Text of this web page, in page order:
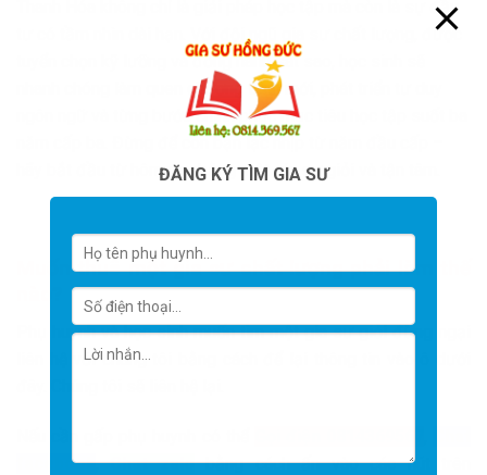
Thanh Hóa không chỉ là giải pháp học tập mà còn là sự đầu
tư có tầm nhìn dài hạn. Với đội ngũ gia sư chất lượng, được
tuyển chọn kỹ lưỡng và đồng hành sát sao, học sinh sẽ
nhanh chóng làm quen chương trình mới, phát triển tư duy
ngôn ngữ và từng bước chinh phục mục tiêu học tập suốt ba
năm cấp ba. Đừng để con bạn lạc nhịp từ năm đầu cấp –
hãy bắt đầu từ hôm nay bằng một gia sư giỏi và tận tâm.
Muốn thuê một gia sư chất lượng phải làm thế
Phụ huynh và học sinh muốn tìm một gia sư giỏi đừng ngại
liên hệ với chúng tôi bằng cách để lại thông tin vào ô dưới
facebook,Chat zalo bằng cách ấn vào các nút trên
ĐĂNG KÝ TÌM GIA SƯ